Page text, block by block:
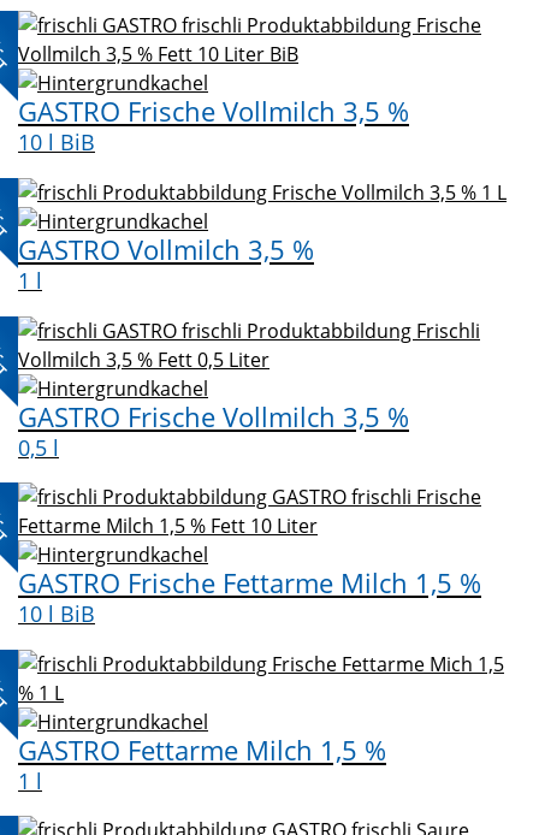
GASTRO Frische Vollmilch 3,5 %
10 l BiB
GASTRO Vollmilch 3,5 %
1 l
GASTRO Frische Vollmilch 3,5 %
0,5 l
GASTRO Frische Fettarme Milch 1,5 %
10 l BiB
GASTRO Fettarme Milch 1,5 %
1 l